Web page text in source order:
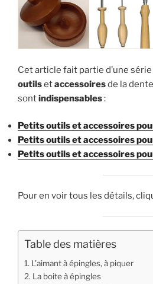
Cet article fait partie d’une
outilsetaccessoiresde la
sontindispensables:
Petits outils et accessoires
Petits outils et accessoires
Petits outils et accessoires
Pour en voir tous les détails,
Table des matières
L’aimant à épingles, à piquer
La boite à épingles